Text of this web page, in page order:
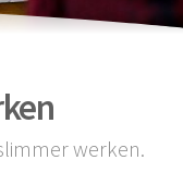
werken.